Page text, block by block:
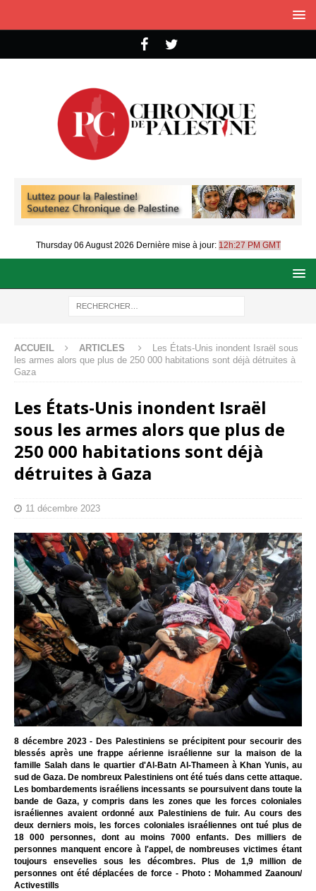
Thursday 06 August 2026 Dernière mise à jour: 12h:27 PM GMT
ACCUEIL ARTICLES
Les États-Unis inondent Israël sous
les armes alors que plus de 250 000 habitations sont déjà détruites à
Gaza
Les États-Unis inondent Israël
sous les armes alors que plus de
250 000 habitations sont déjà
détruites à Gaza
11 décembre 2023
8 décembre 2023 - Des Palestiniens se précipitent pour secourir des
blessés après une frappe aérienne israélienne sur la maison de la
famille Salah dans le quartier d'Al-Batn Al-Thameen à Khan Yunis, au
sud de Gaza. De nombreux Palestiniens ont été tués dans cette attaque.
Les bombardements israéliens incessants se poursuivent dans toute la
bande de Gaza, y compris dans les zones que les forces coloniales
israéliennes avaient ordonné aux Palestiniens de fuir. Au cours des
deux derniers mois, les forces coloniales israéliennes ont tué plus de
18 000 personnes, dont au moins 7000 enfants. Des milliers de
personnes manquent encore à l'appel, de nombreuses victimes étant
toujours ensevelies sous les décombres. Plus de 1,9 million de
personnes ont été déplacées de force - Photo : Mohammed Zaanoun/
Activestills